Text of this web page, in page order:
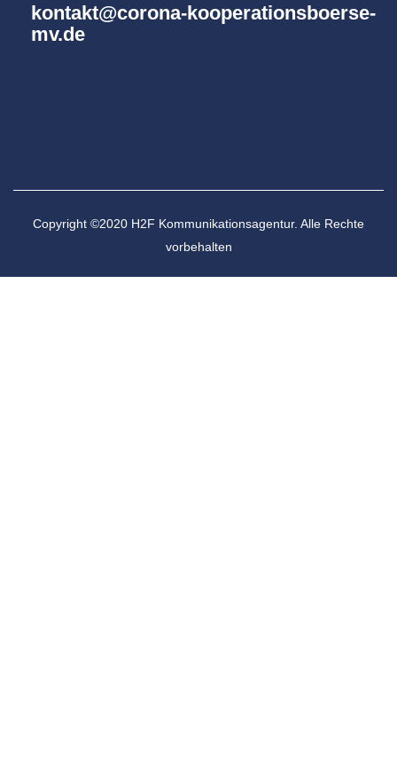
kontakt@corona-kooperationsboerse-
mv.de
Copyright ©2020 H2F Kommunikationsagentur. Alle Rechte
vorbehalten